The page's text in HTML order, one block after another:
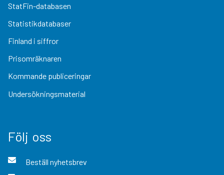
StatFin-databasen
Statistikdatabaser
Finland i siffror
Prisomräknaren
Kommande publiceringar
Undersökningsmaterial
Följ oss
Beställ nyhetsbrev